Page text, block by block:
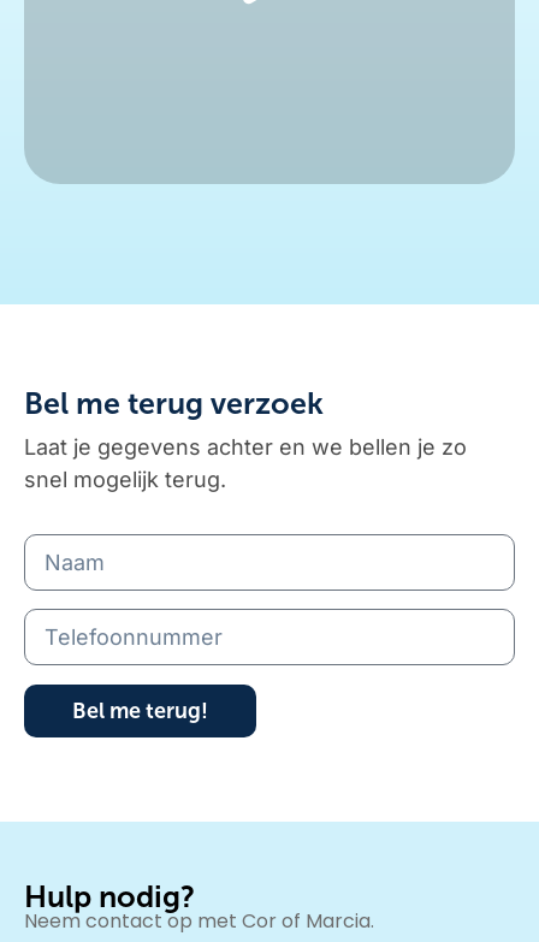
Bel me terug verzoek
Laat je gegevens achter en we bellen je zo
snel mogelijk terug.
Bel me terug!
Hulp nodig?
Neem contact op met Cor of Marcia.